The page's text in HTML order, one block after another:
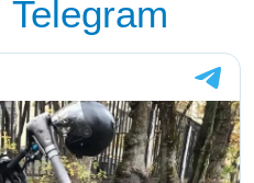
Telegram